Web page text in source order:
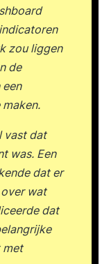
vertrouwen
dat jouw
versterkt.
op basis
en
analyse
leerdoelen
17:00
training
zou liggen
de
vast dat
was. Een
dat er
wat
dat
met